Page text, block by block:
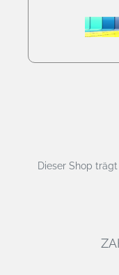
Dieser Shop